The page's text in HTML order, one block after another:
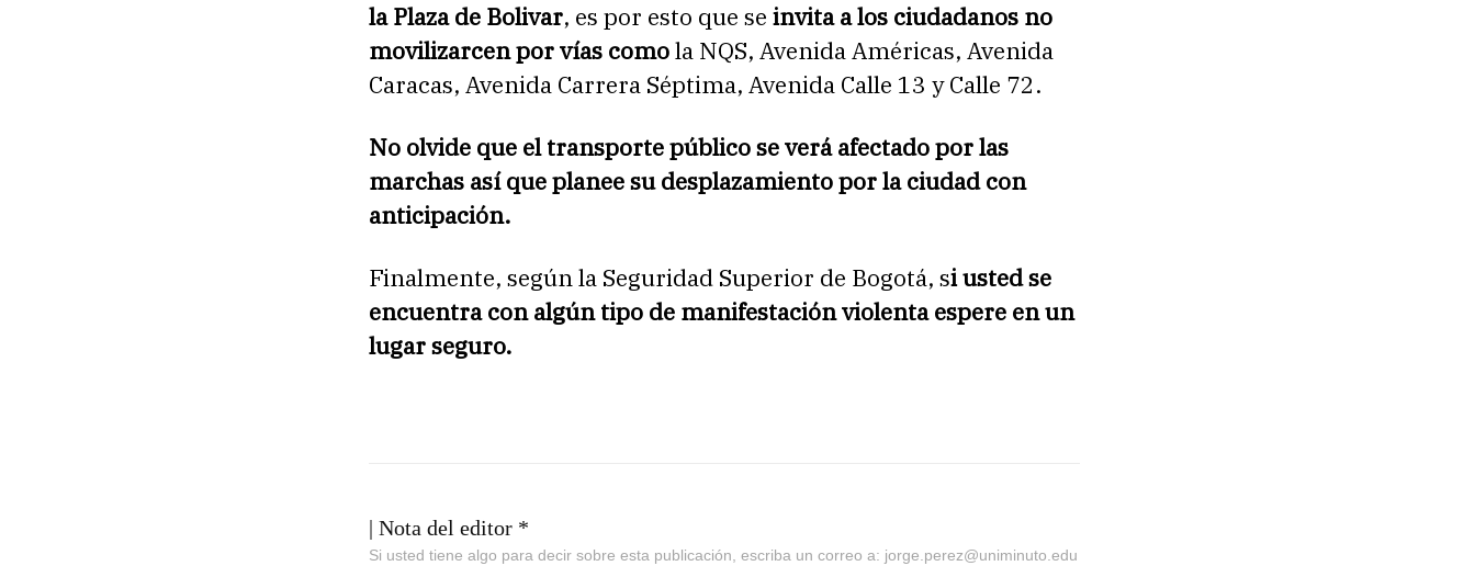
la Plaza de Bolivar, es por esto que se invita a los ciudadanos no
movilizarcen por vías comola NQS, Avenida Américas, Avenida
Caracas, Avenida Carrera Séptima, Avenida Calle 13 y Calle 72.
No olvide que el transporte público se verá afectado por las
marchas así que planee su desplazamiento por la ciudad con
anticipación.
Finalmente, según la Seguridad Superior de Bogotá, si usted se
encuentra con algún tipo de manifestación violenta espere en un
lugar seguro.
| Nota del editor *
Si usted tiene algo para decir sobre esta publicación, escriba un correo a: jorge.perez@uniminuto.edu